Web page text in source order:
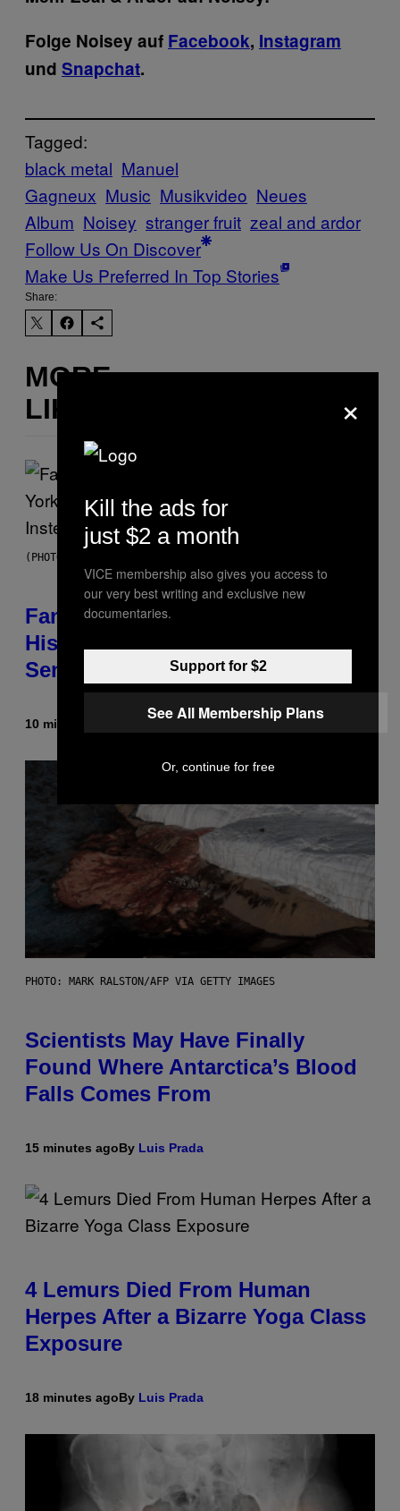
Folge Noisey auf Facebook, Instagram
und Snapchat.
Tagged:
black metal Manuel
Gagneux Music Musikvideo Neues
Album Noisey stranger fruit zeal and ardor
Follow Us On Discover
Make Us Preferred In Top Stories
Share:
MORE
LIKE THIS
(PHOTO BY JASON KEMPIN/GETTY IMAGES)
Fans Are Claiming Usher Skipped
His New York Performance and
Sent in a Lookalike Instead
10 minutes ago
PHOTO: MARK RALSTON/AFP VIA GETTY IMAGES
Scientists May Have Finally
Found Where Antarctica’s Blood
Falls Comes From
15 minutes agoBy Luis Prada
4 Lemurs Died From Human
Herpes After a Bizarre Yoga Class
Exposure
18 minutes agoBy Luis Prada
×
Kill the ads for
just $2 a month
VICE membership also gives you access to
our very best writing and exclusive new
documentaries.
Support for $2
See All Membership Plans
Or, continue for free